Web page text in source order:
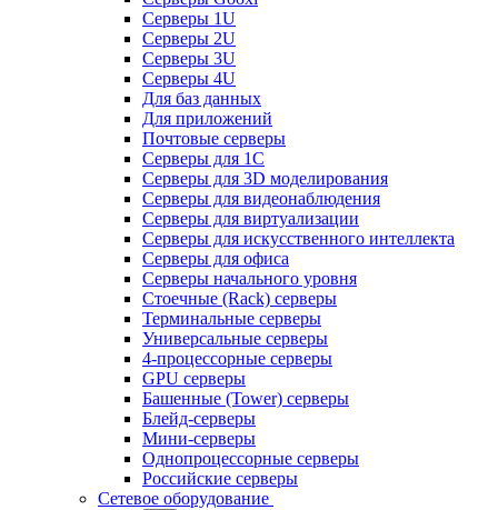
Серверы 1U
Серверы 2U
Серверы 3U
Серверы 4U
Для баз данных
Для приложений
Почтовые серверы
Серверы для 1С
Серверы для 3D моделирования
Серверы для видеонаблюдения
Серверы для виртуализации
Серверы для искусственного интеллекта
Серверы для офиса
Серверы начального уровня
Стоечные (Rack) серверы
Терминальные серверы
Универсальные серверы
4-процессорные серверы
GPU серверы
Башенные (Tower) серверы
Блейд-серверы
Мини-серверы
Однопроцессорные серверы
Российские серверы
Сетевое оборудование